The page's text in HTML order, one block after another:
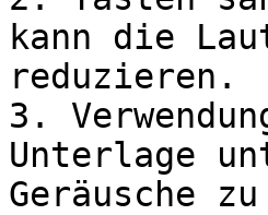
kann die
reduzieren.
3.
Unterlage
Geräusche